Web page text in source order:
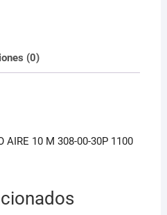
(0)
AIRE 10 M 308-00-30P 1100